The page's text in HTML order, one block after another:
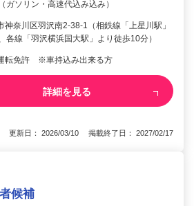
ガソリン・高速代込み込み）
神奈川区羽沢南2-38-1（相鉄線「上星川駅」
各線「羽沢横浜国大駅」より徒歩10分）
転免許 ※車持込み出来る方
詳細を見る
更新日： 2026/03/10 掲載終了日： 2027/02/17
候補